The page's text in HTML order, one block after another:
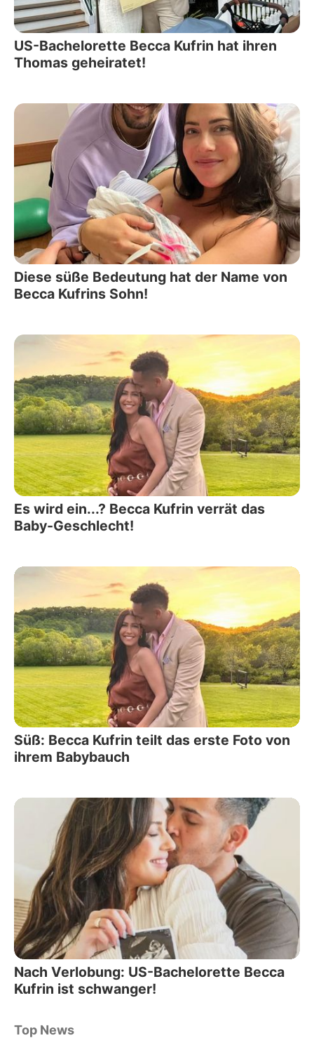
US-Bachelorette Becca Kufrin hat ihren
Thomas geheiratet!
Diese süße Bedeutung hat der Name von
Becca Kufrins Sohn!
Es wird ein...? Becca Kufrin verrät das
Baby-Geschlecht!
Süß: Becca Kufrin teilt das erste Foto von
ihrem Babybauch
Nach Verlobung: US-Bachelorette Becca
Kufrin ist schwanger!
Top News